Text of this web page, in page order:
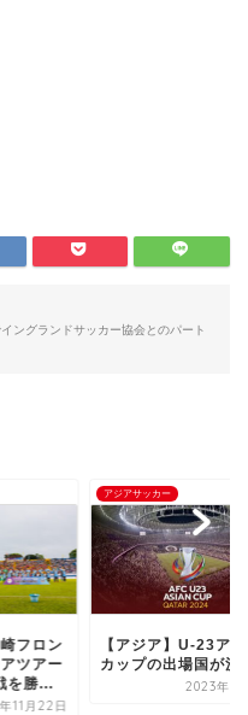
ングランドサッカー協会とのパート
フロン
ツアー
を勝...
11月22日
アジアサッカー
【アジア】U-23ア
カップの出場国が決
2023年9